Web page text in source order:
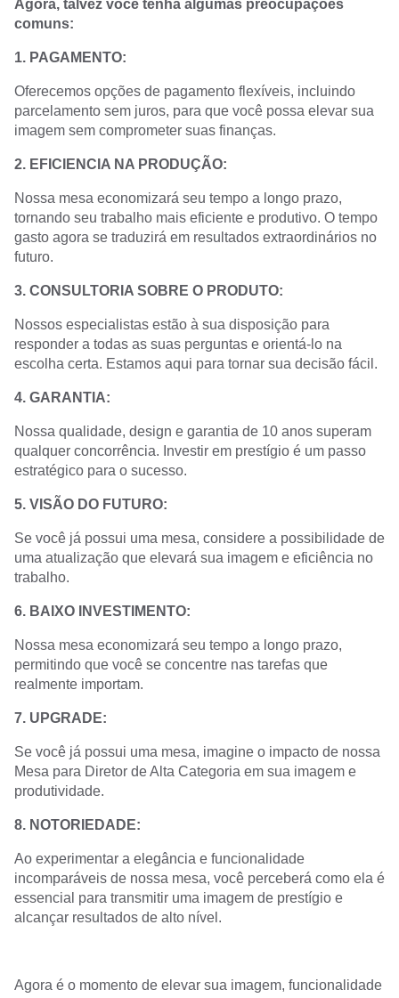
Agora, talvez você tenha algumas preocupações
comuns:
1. PAGAMENTO:
Oferecemos opções de pagamento flexíveis, incluindo
parcelamento sem juros, para que você possa elevar sua
imagem sem comprometer suas finanças.
2. EFICIENCIA NA PRODUÇÃO:
Nossa mesa economizará seu tempo a longo prazo,
tornando seu trabalho mais eficiente e produtivo. O tempo
gasto agora se traduzirá em resultados extraordinários no
futuro.
3. CONSULTORIA SOBRE O PRODUTO:
Nossos especialistas estão à sua disposição para
responder a todas as suas perguntas e orientá-lo na
escolha certa. Estamos aqui para tornar sua decisão fácil.
4. GARANTIA:
Nossa qualidade, design e garantia de 10 anos superam
qualquer concorrência. Investir em prestígio é um passo
estratégico para o sucesso.
5. VISÃO DO FUTURO:
Se você já possui uma mesa, considere a possibilidade de
uma atualização que elevará sua imagem e eficiência no
trabalho.
6. BAIXO INVESTIMENTO:
Nossa mesa economizará seu tempo a longo prazo,
permitindo que você se concentre nas tarefas que
realmente importam.
7. UPGRADE:
Se você já possui uma mesa, imagine o impacto de nossa
Mesa para Diretor de Alta Categoria em sua imagem e
produtividade.
8. NOTORIEDADE:
Ao experimentar a elegância e funcionalidade
incomparáveis de nossa mesa, você perceberá como ela é
essencial para transmitir uma imagem de prestígio e
alcançar resultados de alto nível.
Agora é o momento de elevar sua imagem, funcionalidade